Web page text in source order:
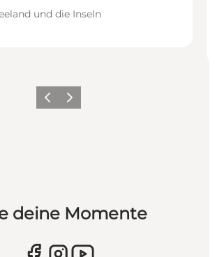
und die Inseln
ZurückWeiter
deine Momente